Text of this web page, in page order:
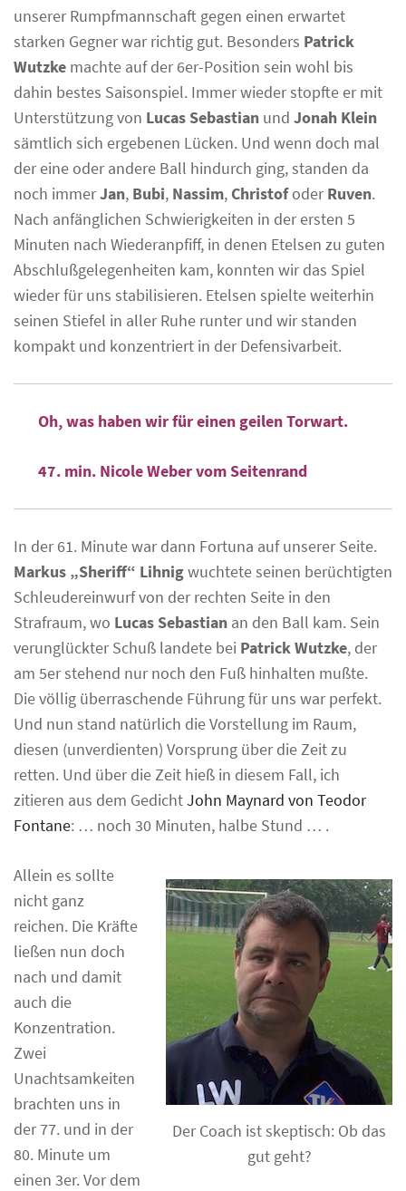
unserer Rumpfmannschaft gegen einen erwartet
starken Gegner war richtig gut. Besonders Patrick
Wutzke machte auf der 6er-Position sein wohl bis
dahin bestes Saisonspiel. Immer wieder stopfte er mit
Unterstützung von Lucas Sebastian und Jonah Klein
sämtlich sich ergebenen Lücken. Und wenn doch mal
der eine oder andere Ball hindurch ging, standen da
noch immerJan, Bubi, Nassim, ChristofoderRuven.
Nach anfänglichen Schwierigkeiten in der ersten 5
Minuten nach Wiederanpfiff, in denen Etelsen zu guten
Abschlußgelegenheiten kam, konnten wir das Spiel
wieder für uns stabilisieren. Etelsen spielte weiterhin
seinen Stiefel in aller Ruhe runter und wir standen
kompakt und konzentriert in der Defensivarbeit.
Oh, was haben wir für einen geilen Torwart.
47. min. Nicole Weber vom Seitenrand
In der 61. Minute war dann Fortuna auf unserer Seite.
Markus „Sheriff“ Lihnigwuchtete seinen berüchtigten
Schleudereinwurf von der rechten Seite in den
Strafraum, wo Lucas Sebastian an den Ball kam. Sein
verunglückter Schuß landete bei Patrick Wutzke, der
am 5er stehend nur noch den Fuß hinhalten mußte.
Die völlig überraschende Führung für uns war perfekt.
Und nun stand natürlich die Vorstellung im Raum,
diesen (unverdienten) Vorsprung über die Zeit zu
retten. Und über die Zeit hieß in diesem Fall, ich
zitieren aus dem GedichtJohn Maynard von Teodor
Fontane: … noch 30 Minuten, halbe Stund … .
Der Coach ist skeptisch: Ob das
gut geht?
Allein es sollte
nicht ganz
reichen. Die Kräfte
ließen nun doch
nach und damit
auch die
Konzentration.
Zwei
Unachtsamkeiten
brachten uns in
der 77. und in der
80. Minute um
einen 3er. Vor dem